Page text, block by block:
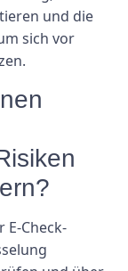
und die
sich vor
Check-